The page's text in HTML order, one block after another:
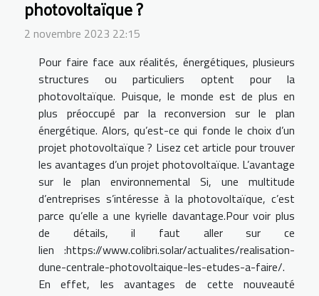
photovoltaïque ?
2 novembre 2023 22:15
Pour faire face aux réalités, énergétiques, plusieurs
structures ou particuliers optent pour la
photovoltaïque. Puisque, le monde est de plus en
plus préoccupé par la reconversion sur le plan
énergétique. Alors, qu’est-ce qui fonde le choix d’un
projet photovoltaïque ? Lisez cet article pour trouver
les avantages d’un projet photovoltaïque. L’avantage
sur le plan environnemental Si, une multitude
d’entreprises s’intéresse à la photovoltaïque, c’est
parce qu’elle a une kyrielle davantage.Pour voir plus
de détails, il faut aller sur ce
lien :https://www.colibri.solar/actualites/realisation-
dune-centrale-photovoltaique-les-etudes-a-faire/.
En effet, les avantages de cette nouveauté